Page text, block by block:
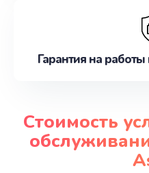
Гарантия на работы
Стоимость